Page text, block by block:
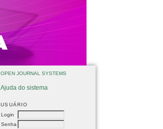
OPEN JOURNAL SYSTEMS
Ajuda do sistema
USUÁRIO
Login
Senha